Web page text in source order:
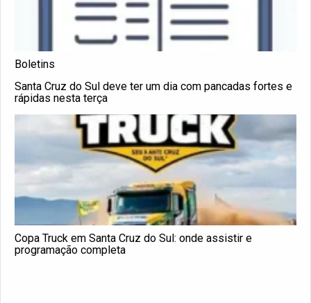
Boletins
Santa Cruz do Sul deve ter um dia com pancadas fortes e
rápidas nesta terça
Copa Truck em Santa Cruz do Sul: onde assistir e
programação completa